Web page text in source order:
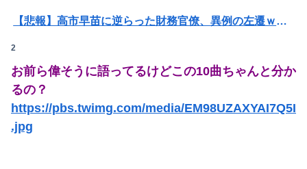
【悲報】高市早苗に逆らった財務官僚、異例の左遷ｗｗｗｗｗｗｗｗ
ホリエモン「面接でさ、納豆パックの薄いフィルムって何のために入っていの？って聞くわけ」
【悲報】高市早苗に逆らった財務官僚、異例の左遷ｗｗｗｗｗｗｗｗ
2
お前ら偉そうに語ってるけどこの10曲ちゃんと分か
るの？
https://pbs.twimg.com/media/EM98UZAXYAI7Q5I
.jpg